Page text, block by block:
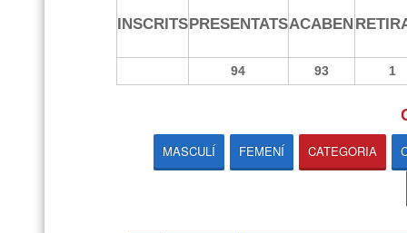
INSCRITS PRESENTATSACABEN
94 93 1
MASCULÍ FEMENÍ CATEGORIA